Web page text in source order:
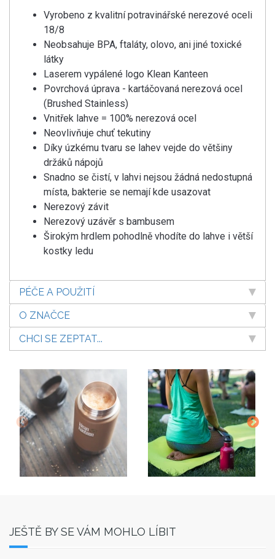
Vyrobeno z kvalitní potravinářské nerezové oceli
18/8
Neobsahuje BPA, ftaláty, olovo, ani jiné toxické
látky
Laserem vypálené logo Klean Kanteen
Povrchová úprava - kartáčovaná nerezová ocel
(Brushed Stainless)
Vnitřek lahve = 100% nerezová ocel
Neovlivňuje chuť tekutiny
Díky úzkému tvaru se lahev vejde do většiny
držáků nápojů
Snadno se čistí, v lahvi nejsou žádná nedostupná
místa, bakterie se nemají kde usazovat
Nerezový závit
Nerezový uzávěr s bambusem
Širokým hrdlem pohodlně vhodíte do lahve i větší
kostky ledu
PÉČE A POUŽITÍ
O ZNAČCE
CHCI SE ZEPTAT...
JEŠTĚ BY SE VÁM MOHLO LÍBIT